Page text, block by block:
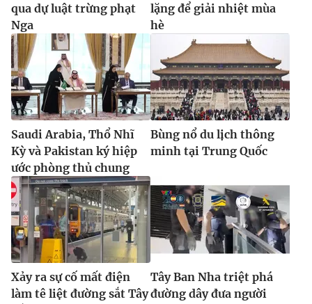
qua dự luật trừng phạt
Nga
lặng để giải nhiệt mùa
hè
Saudi Arabia, Thổ Nhĩ
Kỳ và Pakistan ký hiệp
ước phòng thủ chung
Bùng nổ du lịch thông
minh tại Trung Quốc
Xảy ra sự cố mất điện
làm tê liệt đường sắt Tây
Tây Ban Nha triệt phá
đường dây đưa người